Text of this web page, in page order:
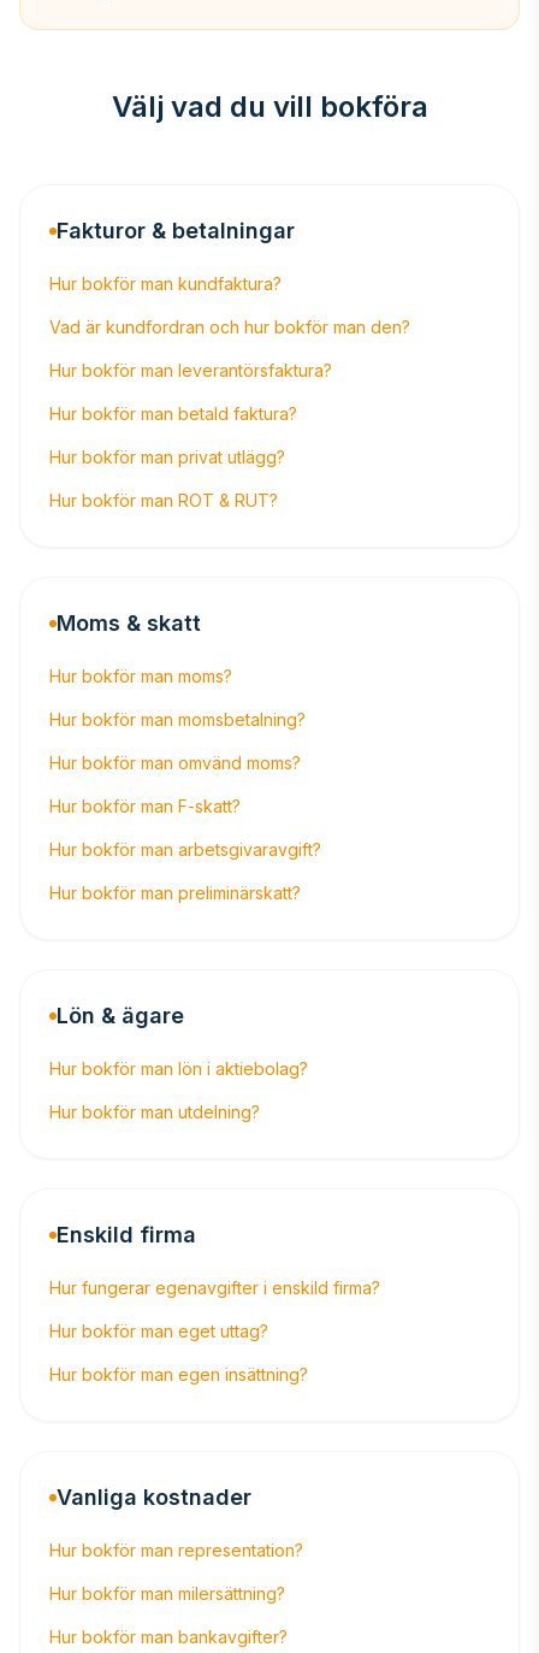
Välj vad du vill bokföra
Fakturor & betalningar
Hur bokför man kundfaktura?
Vad är kundfordran och hur bokför man den?
Hur bokför man leverantörsfaktura?
Hur bokför man betald faktura?
Hur bokför man privat utlägg?
Hur bokför man ROT & RUT?
Moms & skatt
Hur bokför man moms?
Hur bokför man momsbetalning?
Hur bokför man omvänd moms?
Hur bokför man F-skatt?
Hur bokför man arbetsgivaravgift?
Hur bokför man preliminärskatt?
Lön & ägare
Hur bokför man lön i aktiebolag?
Hur bokför man utdelning?
Enskild firma
Hur fungerar egenavgifter i enskild firma?
Hur bokför man eget uttag?
Hur bokför man egen insättning?
Vanliga kostnader
Hur bokför man representation?
Hur bokför man milersättning?
Hur bokför man bankavgifter?